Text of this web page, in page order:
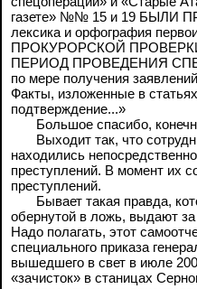
газете» №№ 15 и 19 БЫЛИ
лексика и орфография
ПРОКУРОРСКОЙ
ПЕРИОД ПРОВЕДЕНИЯ
по мере получения
Факты, изложенные в
подтверждение...»
Большое спасибо,
Выходит так, что
находились
преступлений. В момент их
преступлений.
Бывает такая правда,
обернутой в ложь, выдают за
Надо полагать, этот
специального приказа
вышедшего в свет в июле
«зачисток» в станицах